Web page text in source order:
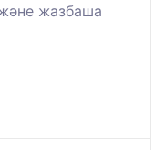
жазбаша